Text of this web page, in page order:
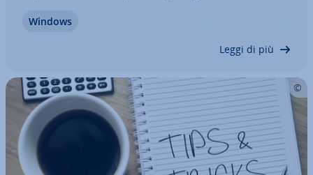
cui vi sia un incidente. In questa guida vi
Windows
Leggi di più